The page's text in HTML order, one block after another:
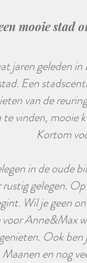
mooie stad
jaren geleden
Een
van de
vinden, mooie
Kortom
in de oude
gelegen.
Wil je geen
voor
Ook
Maanen en nog